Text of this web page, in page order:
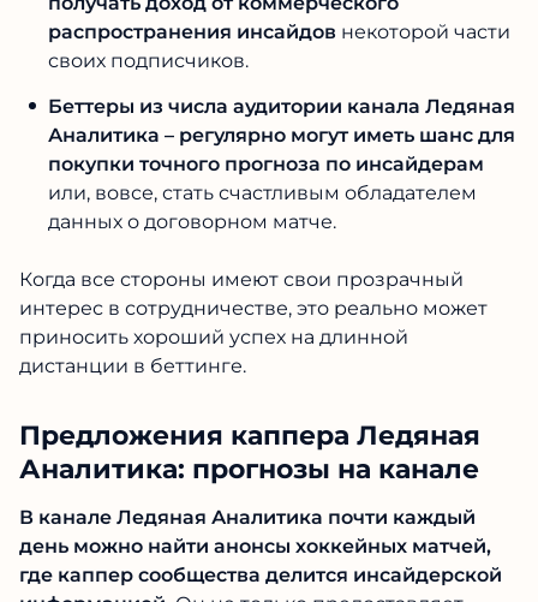
Каппер имеет возможность зарабатывать
на самих ставках, а также дополнительно
распространения инсайдовнекоторой
части своих подписчиков.
Беттеры из числа аудитории канала
Ледяная Аналитика – регулярно могут
по инсайдерам или, вовсе, стать
счастливым обладателем данных о
договорном матче.
интерес в сотрудничестве, это реально может
приносить хороший успех на длинной
дистанции в беттинге.
Предложения каппера Ледяная
Аналитика: прогнозы на канале